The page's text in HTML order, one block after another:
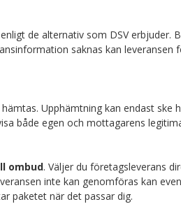
de alternativ som DSV erbjuder.
saknas kan leveransen
Upphämtning kan endast ske
både egen och mottagarens
ombud. Väljer du företagsleverans
inte kan genomföras kan
paketet när det passar dig.